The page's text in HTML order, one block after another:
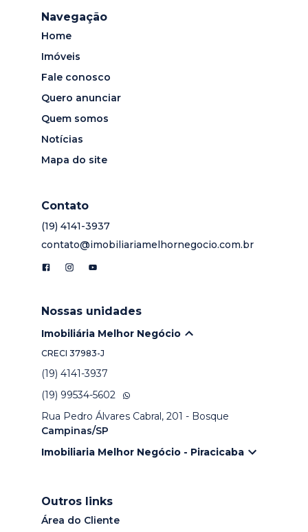
Navegação
Home
Imóveis
Fale conosco
Quero anunciar
Quem somos
Notícias
Mapa do site
Contato
(19) 4141-3937
contato@imobiliariamelhornegocio.com.br
Nossas unidades
Imobiliária Melhor Negócio
CRECI 37983-J
(19) 4141-3937
(19) 99534-5602
Rua Pedro Álvares Cabral, 201 - Bosque
Campinas/SP
Imobiliaria Melhor Negócio - Piracicaba
Outros links
Área do Cliente